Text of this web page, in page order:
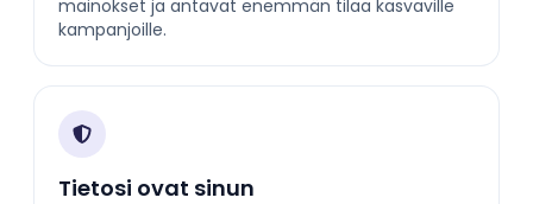
mainokset ja antavat enemmän tilaa kasvaville
kampanjoille.
Tietosi ovat sinun